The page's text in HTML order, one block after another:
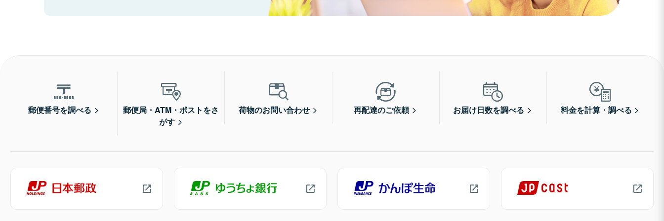
郵便番号を調べる
郵便局・ATM・ポストをさ
がす
荷物のお問い合わせ 再配達のご依頼 お届け日数を調べる 料金を計算・調べる